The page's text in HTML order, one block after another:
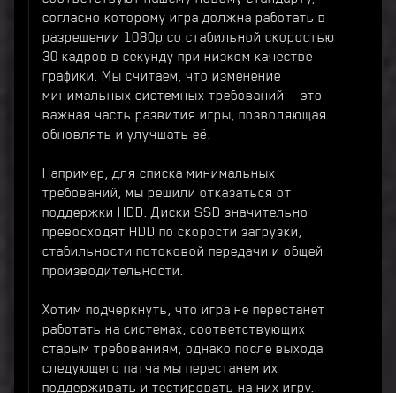
согласно которому игра должна работать в
разрешении 1080p со стабильной скоростью
30 кадров в секунду при низком качестве
графики. Мы считаем, что изменение
минимальных системных требований — это
важная часть развития игры, позволяющая
обновлять и улучшать её.
Например, для списка минимальных
требований, мы решили отказаться от
поддержки HDD. Диски SSD значительно
превосходят HDD по скорости загрузки,
стабильности потоковой передачи и общей
производительности.
Хотим подчеркнуть, что игра не перестанет
работать на системах, соответствующих
старым требованиям, однако после выхода
следующего патча мы перестанем их
поддерживать и тестировать на них игру.